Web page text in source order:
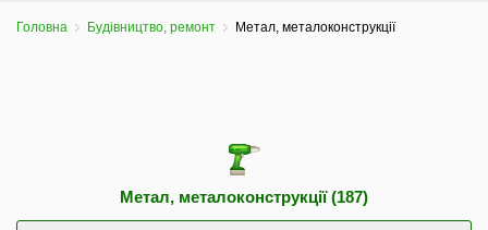
Головна Будівництво, ремонт Метал, металоконструкції
Метал, металоконструкції (187)